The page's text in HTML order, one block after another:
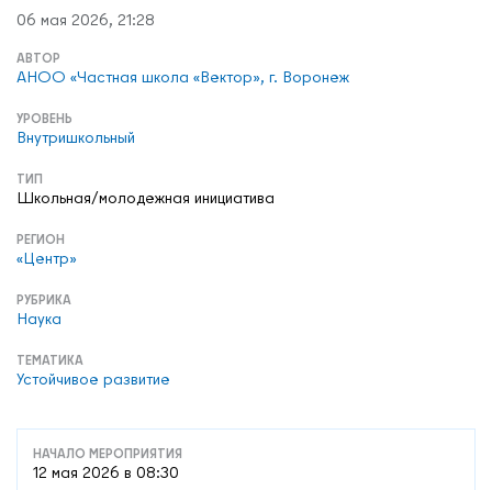
06 мая 2026, 21:28
АВТОР
АНОО «Частная школа «Вектор», г. Воронеж
УРОВЕНЬ
Внутришкольный
ТИП
Школьная/молодежная инициатива
РЕГИОН
«Центр»
РУБРИКА
Наука
ТЕМАТИКА
Устойчивое развитие
НАЧАЛО МЕРОПРИЯТИЯ
12 мая 2026 в 08:30